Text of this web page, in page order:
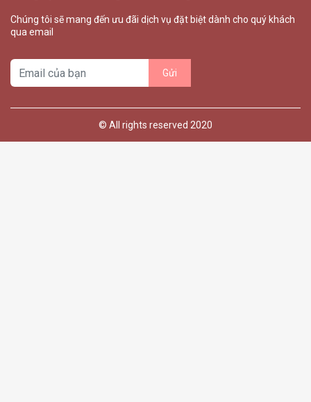
Chúng tôi sẽ mang đến ưu đãi dịch vụ đặt biệt dành cho quý khách
qua email
© All rights reserved 2020